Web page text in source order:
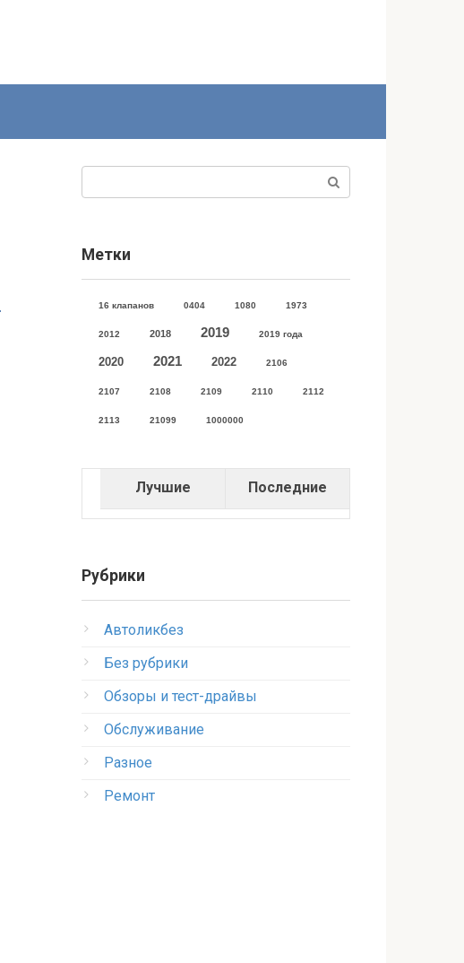
Метки
16 клапанов 0404 1080 1973
2012 2018 2019 2019 года
2020 2021 2022 2106
2107 2108 2109 2110 2112
2113 21099 1000000
Лучшие Последние
Рубрики
Автоликбез
Без рубрики
Обзоры и тест-драйвы
Обслуживание
Разное
Ремонт